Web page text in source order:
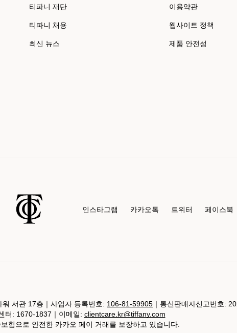
티파니 재단
티파니 채용
최신 뉴스
이용약관
웹사이트 정책
제품 안전성
인스타그램 카카오톡 트위터 페이스북
서관 17층｜사업자 등록번호: 106-81-59905 ｜통신판매자신고번호:
터: 1670-1837｜이메일: clientcare.kr@tiffany.com
험으로 안전한 카카오 페이 거래를 보장하고 있습니다.